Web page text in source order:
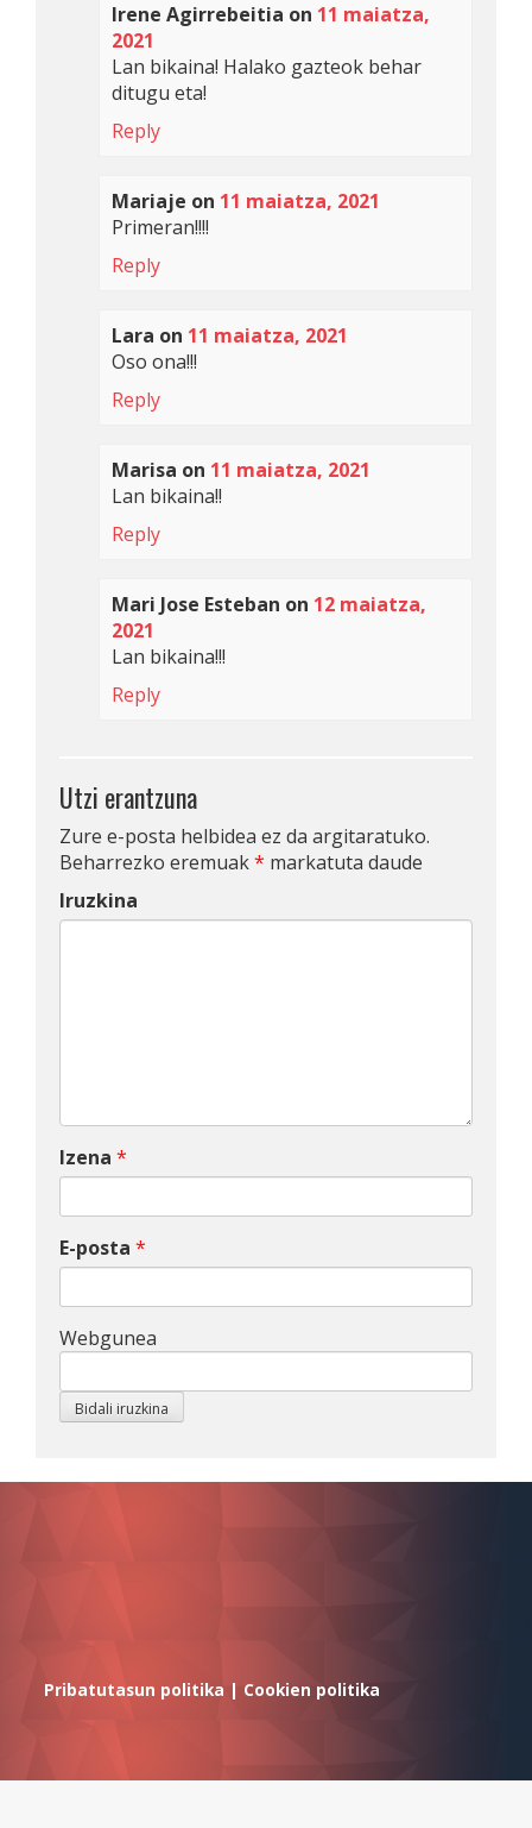
Irene Agirrebeitia on 11 maiatza,
2021
Lan bikaina! Halako gazteok behar
ditugu eta!
Reply
Mariaje on 11 maiatza, 2021
Primeran!!!!
Reply
Lara on 11 maiatza, 2021
Oso ona!!!
Reply
Marisa on 11 maiatza, 2021
Lan bikaina!!
Reply
Mari Jose Esteban on 12 maiatza,
2021
Lan bikaina!!!
Reply
Utzi erantzuna
Zure e-posta helbidea ez da argitaratuko.
Beharrezko eremuak* markatuta daude
Iruzkina
Izena *
E-posta *
Webgunea
Pribatutasun politika | Cookien politika